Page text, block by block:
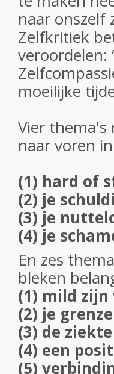
naar onszelf
Zelfkritiek
veroordelen:
moeilijke
Vier
naar voren
(1) hard of
(2) je
(3) je
(4) je
En zes
bleken
(1) mild
(2) je
(3) de
(4) een
(5)